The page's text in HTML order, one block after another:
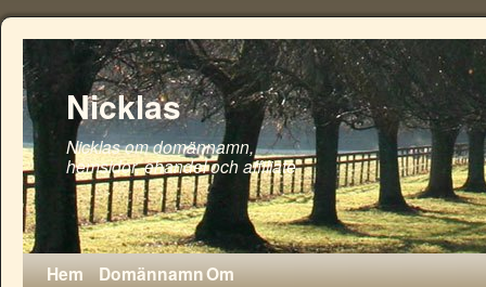
Nicklas
Nicklas om domännamn,
hemsidor, ehandel och affiliate
Hem DomännamnOm